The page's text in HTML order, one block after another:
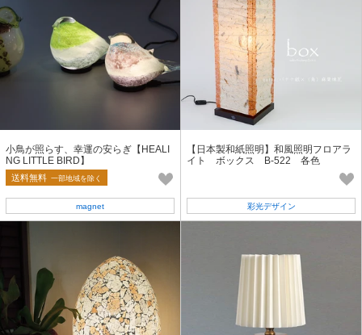
小鳥が照らす、幸運の安らぎ【HEALI
NG LITTLE BIRD】
送料無料 一部地域を除く
magnet
【日本製和紙照明】和風照明フロアラ
イト ボックス B-522 各色
彩光デザイン